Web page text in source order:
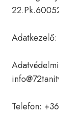
Telefon: